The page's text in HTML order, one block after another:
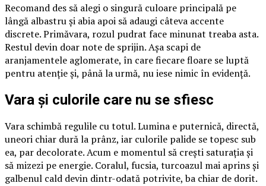
Recomand des să alegi o singură culoare principală pe
lângă albastru și abia apoi să adaugi câteva accente
discrete. Primăvara, rozul pudrat face minunat treaba asta.
Restul devin doar note de sprijin. Așa scapi de
aranjamentele aglomerate, în care fiecare floare se luptă
pentru atenție și, până la urmă, nu iese nimic în evidență.
Vara și culorile care nu se sfiesc
Vara schimbă regulile cu totul. Lumina e puternică, directă,
uneori chiar dură la prânz, iar culorile palide se topesc sub
ea, par decolorate. Acum e momentul să crești saturația și
să mizezi pe energie. Coralul, fucsia, turcoazul mai aprins și
galbenul cald devin dintr-odată potrivite, ba chiar de dorit.